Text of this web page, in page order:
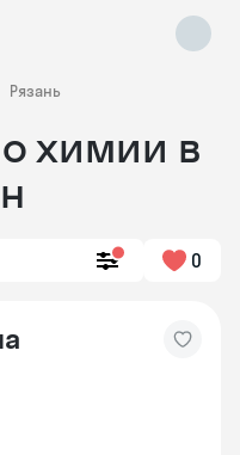
Рязань
химии в
0